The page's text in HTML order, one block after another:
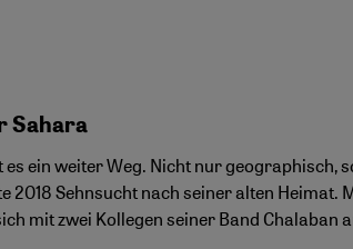
Sahara
ein weiter Weg. Nicht nur geographisch,
2018 Sehnsucht nach seiner alten Heimat.
mit zwei Kollegen seiner Band Chalaban